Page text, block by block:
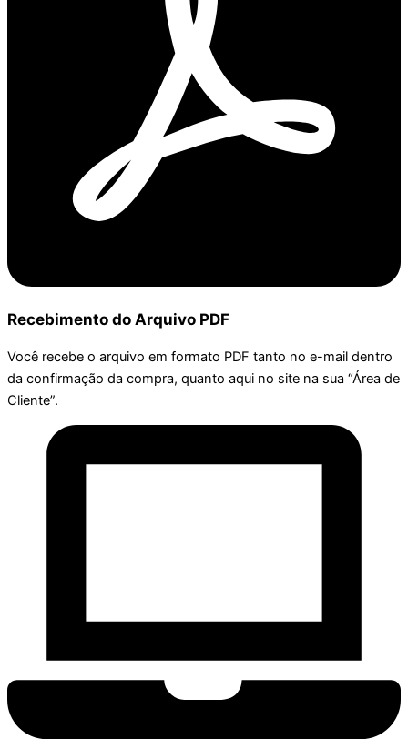
Recebimento do Arquivo PDF
Você recebe o arquivo em formato PDF tanto no e-mail dentro
da confirmação da compra, quanto aqui no site na sua “Área de
Cliente”.